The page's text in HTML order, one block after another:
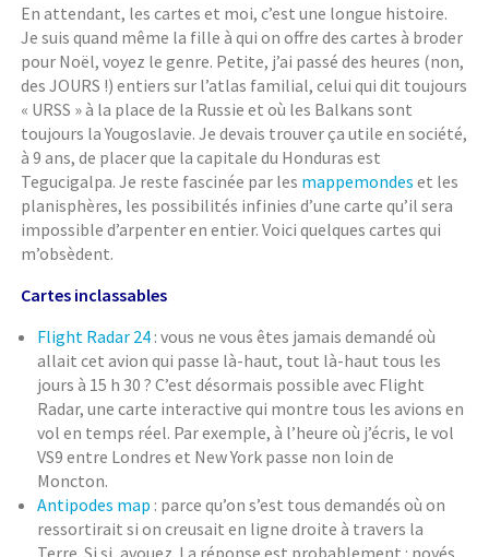
En attendant, les cartes et moi, c’est une longue histoire.
Je suis quand même la fille à qui on offre des cartes à broder
pour Noël, voyez le genre. Petite, j’ai passé des heures (non,
des JOURS !) entiers sur l’atlas familial, celui qui dit toujours
« URSS » à la place de la Russie et où les Balkans sont
toujours la Yougoslavie. Je devais trouver ça utile en société,
à 9 ans, de placer que la capitale du Honduras est
Tegucigalpa. Je reste fascinée par les mappemondes et les
planisphères, les possibilités infinies d’une carte qu’il sera
impossible d’arpenter en entier. Voici quelques cartes qui
m’obsèdent.
Cartes inclassables
Flight Radar 24 : vous ne vous êtes jamais demandé où
allait cet avion qui passe là-haut, tout là-haut tous les
jours à 15 h 30 ? C’est désormais possible avec Flight
Radar, une carte interactive qui montre tous les avions en
vol en temps réel. Par exemple, à l’heure où j’écris, le vol
VS9 entre Londres et New York passe non loin de
Moncton.
Antipodes map : parce qu’on s’est tous demandés où on
ressortirait si on creusait en ligne droite à travers la
Terre. Si si, avouez. La réponse est probablement : noyés